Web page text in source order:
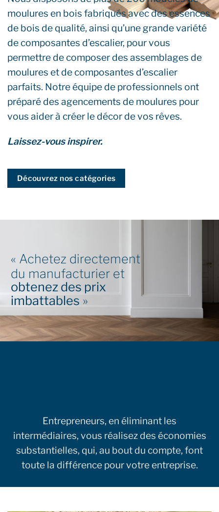
moulures en bois fabriqués avec des essences
de bois de qualité, ainsi qu’une grande variété
de composantes d’escalier, pour vous
permettre de composer des assemblages de
moulures et de composantes d’escalier
parfaits. Notre équipe de professionnels ont
préparé des agencements de moulures pour
vous aider à créer le décor de vos rêves.
Laissez-vous inspirer.
Découvrez nos catégories
« Achetez directement
du manufacturier et
obtenez des prix
imbattables »
Entrepreneurs, en éliminant les
intermédiaires, vous réalisez des économies
substantielles, qui, au bout du compte, font
toute la différence pour votre entreprise.